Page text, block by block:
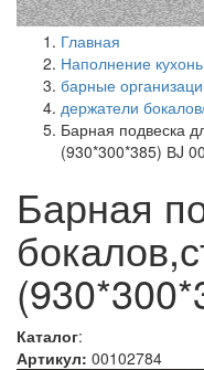
Главная
Наполнение кухонь
барные
держатели
Барная подвеска
(930*300*385) ВJ
Барная
Каталог:
Артикул: 00102784